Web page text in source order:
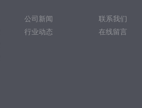
公司新闻
行业动态
联系我们
在线留言